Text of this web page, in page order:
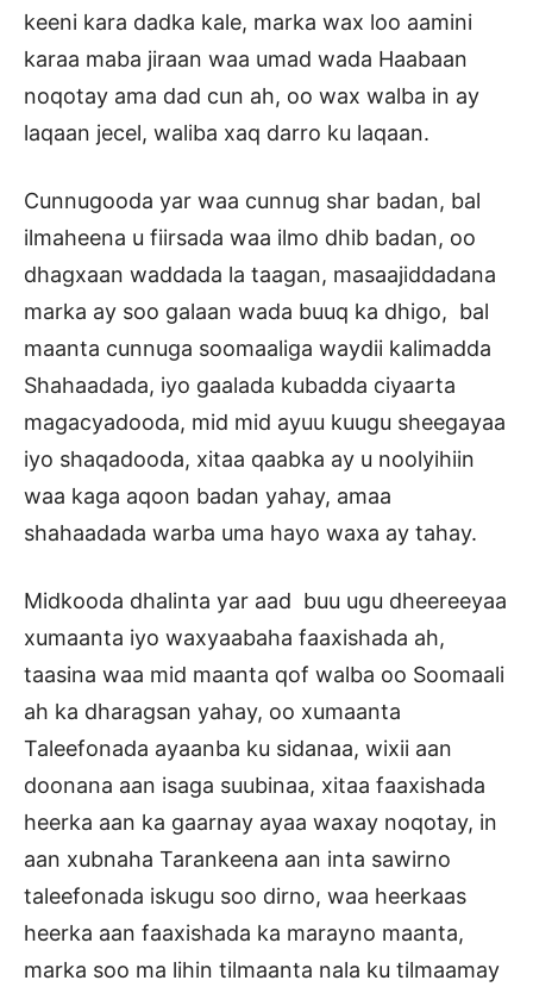
keeni kara dadka kale, marka wax loo aamini
karaa maba jiraan waa umad wada Haabaan
noqotay ama dad cun ah, oo wax walba in ay
laqaan jecel, waliba xaq darro ku laqaan.
Cunnugooda yar waa cunnug shar badan, bal
ilmaheena u fiirsada waa ilmo dhib badan, oo
dhagxaan waddada la taagan, masaajiddadana
marka ay soo galaan wada buuq ka dhigo, bal
maanta cunnuga soomaaliga waydii kalimadda
Shahaadada, iyo gaalada kubadda ciyaarta
magacyadooda, mid mid ayuu kuugu sheegayaa
iyo shaqadooda, xitaa qaabka ay u noolyihiin
waa kaga aqoon badan yahay, amaa
shahaadada warba uma hayo waxa ay tahay.
Midkooda dhalinta yar aad buu ugu dheereeyaa
xumaanta iyo waxyaabaha faaxishada ah,
taasina waa mid maanta qof walba oo Soomaali
ah ka dharagsan yahay, oo xumaanta
Taleefonada ayaanba ku sidanaa, wixii aan
doonana aan isaga suubinaa, xitaa faaxishada
heerka aan ka gaarnay ayaa waxay noqotay, in
aan xubnaha Tarankeena aan inta sawirno
taleefonada iskugu soo dirno, waa heerkaas
heerka aan faaxishada ka marayno maanta,
marka soo ma lihin tilmaanta nala ku tilmaamay